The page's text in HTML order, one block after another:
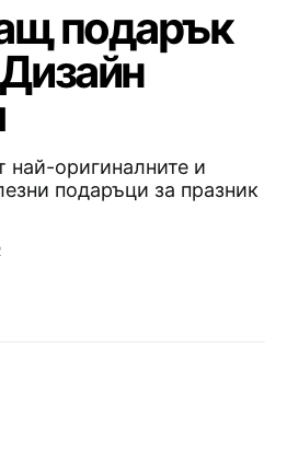
подарък
най-оригиналните и
подаръци за празник